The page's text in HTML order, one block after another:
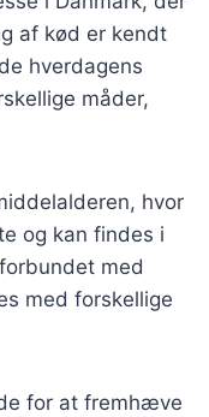
af kød er kendt
hverdagens
måder,
hvor
og kan findes i
med
med forskellige
for at fremhæve